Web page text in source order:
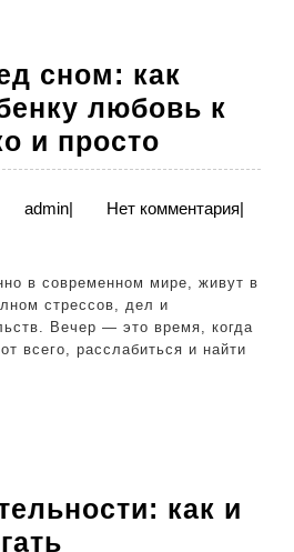
сном: как
любовь к
и просто
перед
сном:
привить
ребенку
любовь
просто
adminadmin
| Нет комментария|
стрессов, дел и
Вечер — это время, когда
всего, расслабиться и найти
как и